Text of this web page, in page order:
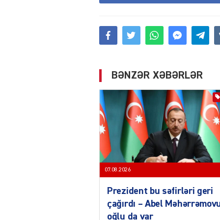
BƏNZƏR XƏBƏRLƏR
07.08.2026
Prezident bu səfirləri geri
çağırdı – Abel
oğlu da var